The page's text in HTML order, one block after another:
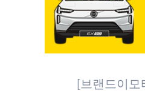
[브랜드이모